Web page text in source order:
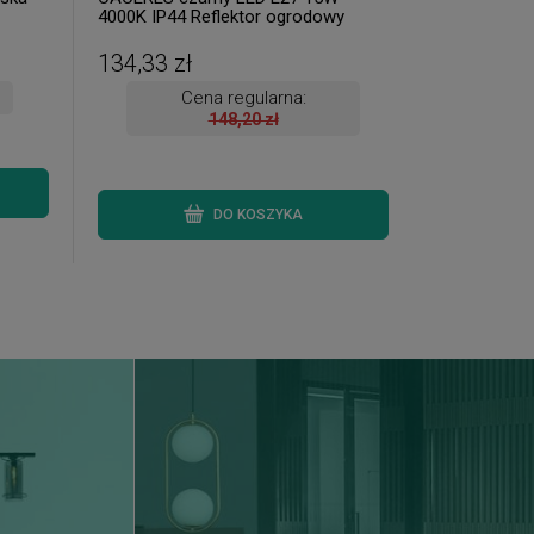
4000K IP44 Reflektor ogrodowy
134,33 zł
Cena regularna:
148,20 zł
DO KOSZYKA